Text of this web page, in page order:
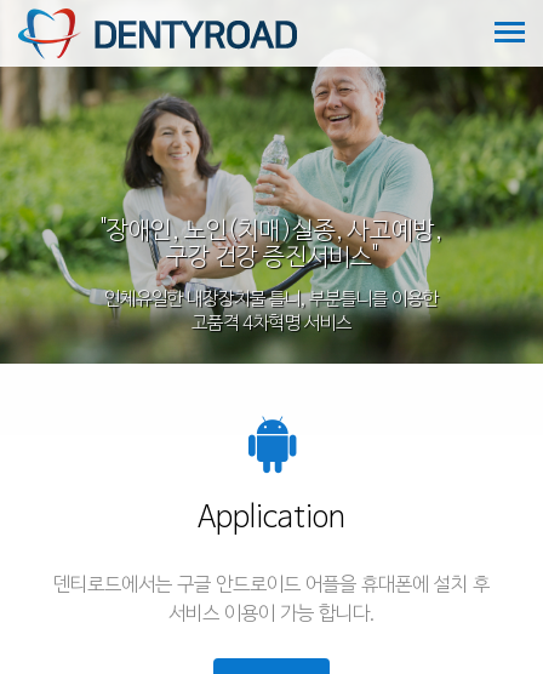
"장애인, 노인(치매)실종, 사고예방,
구강 건강 증진서비스"
인체유일한 내장장치물 틀니, 부분틀니를 이용한
고품격 4차혁명 서비스
Application
덴티로드에서는 구글 안드로이드 어플을 휴대폰에 설치 후
서비스 이용이 가능 합니다.